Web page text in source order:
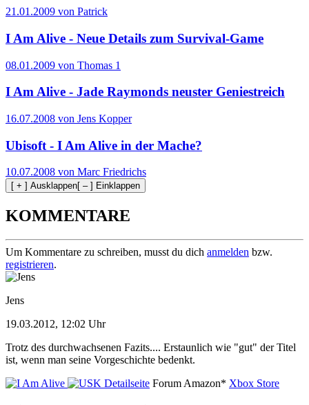
21.01.2009 von Patrick
I Am Alive - Neue Details zum Survival-Game
08.01.2009 von Thomas 1
I Am Alive - Jade Raymonds neuster Geniestreich
16.07.2008 von Jens Kopper
Ubisoft - I Am Alive in der Mache?
10.07.2008 von Marc Friedrichs
[ + ] Ausklappen[ – ] Einklappen
KOMMENTARE
Um Kommentare zu schreiben, musst du dich anmelden bzw.
registrieren.
Jens
19.03.2012, 12:02 Uhr
Trotz des durchwachsenen Fazits.... Erstaunlich wie "gut" der Titel
ist, wenn man seine Vorgeschichte bedenkt.
Detailseite Forum Amazon* Xbox Store